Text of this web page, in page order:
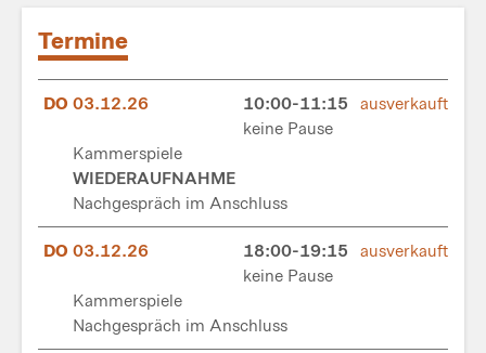
Termine
DO 03.12.26
10:00-11:15
keine Pause
Kammerspiele
WIEDERAUFNAHME
Nachgespräch im Anschluss
ausverkauft
DO 03.12.26
18:00-19:15
keine Pause
Kammerspiele
Nachgespräch im Anschluss
ausverkauft